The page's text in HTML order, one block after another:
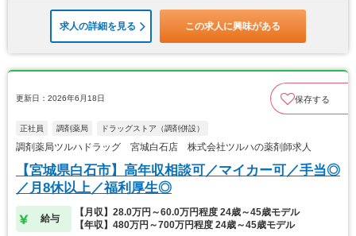
求人の詳細を見る この求人に興味がある
更新日：2026年6月18日 保存する
正社員 調剤薬局 ドラッグストア（調剤併設）
調剤薬局ツルハドラッグ 宮城白石店 株式会社ツルハの薬剤師求人
【宮城県白石市】高年収相談可／マイカー可／手当◎
／月8休以上／福利厚生◎
給与
【月収】28.0万円～60.0万円程度 24歳～45歳モデル
【年収】480万円～700万円程度 24歳～45歳モデル